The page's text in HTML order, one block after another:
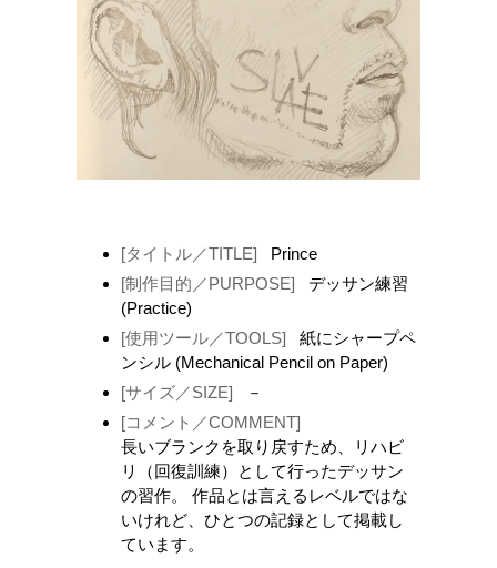
[タイトル／TITLE]
Prince
[制作目的／PURPOSE]
デッサン練習
(Practice)
[使用ツール／TOOLS]
紙にシャープペ
ンシル (Mechanical Pencil on Paper)
[サイズ／SIZE]
－
[コメント／COMMENT]
長いブランクを取り戻すため、リハビ
リ（回復訓練）として行ったデッサン
の習作。 作品とは言えるレベルではな
いけれど、ひとつの記録として掲載し
ています。